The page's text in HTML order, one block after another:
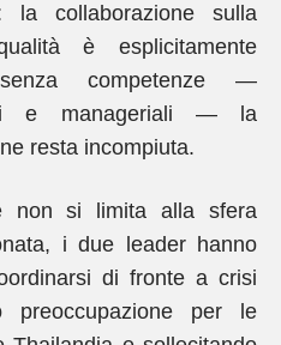
la collaborazione sulla
è esplicitamente
competenze —
e manageriali — la
resta incompiuta.
non si limita alla sfera
i due leader hanno
di fronte a crisi
preoccupazione per le